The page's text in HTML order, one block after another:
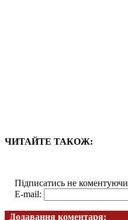
ЧИТАЙТЕ ТАКОЖ:
Підписатись не коментуючи
E-mail:
Додавання коментаря: